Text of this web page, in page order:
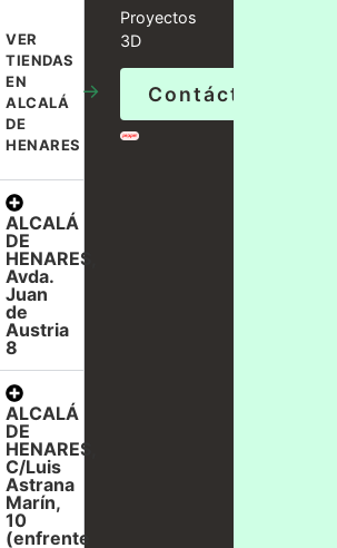
VER
TIENDAS
EN
ALCALÁ
DE
HENARES
→
ALCALÁ
DE
HENARES,
Avda.
Juan
de
Austria
8
ALCALÁ
DE
HENARES,
C/Luis
Astrana
Marín,
10
(enfrente
Proyectos
3D
Contáctanos